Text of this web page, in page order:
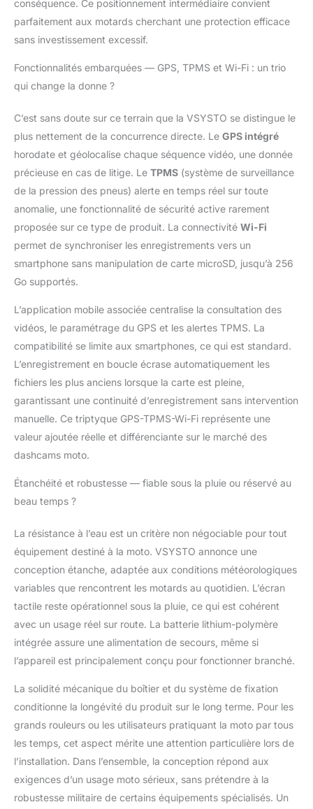
pour un
fonctionnement à un
seul gant des fonctions
de sauvegarde.
de U et deux méthodes
de charge (câble USB
et câble de type C)
Enregistrement en
boucle et
synchronisation WiFi :
cet enregistreur de
conduite de moto
Go de stockage
maximum avec
avec WiFi pour
aperçu/téléchargement
sur smartphone via
une application dédiée
(compatible
iOS/Android)
conséquence. Ce positionnement intermédiaire convient
parfaitement aux motards cherchant une protection efficace
sans investissement excessif.
Fonctionnalités embarquées — GPS, TPMS et Wi-Fi : un trio
qui change la donne ?
C’est sans doute sur ce terrain que la VSYSTO se distingue le
plus nettement de la concurrence directe. Le GPS intégré
horodate et géolocalise chaque séquence vidéo, une donnée
précieuse en cas de litige. Le TPMS (système de surveillance
de la pression des pneus) alerte en temps réel sur toute
anomalie, une fonctionnalité de sécurité active rarement
proposée sur ce type de produit. La connectivité Wi-Fi
permet de synchroniser les enregistrements vers un
smartphone sans manipulation de carte microSD, jusqu’à 256
Go supportés.
L’application mobile associée centralise la consultation des
vidéos, le paramétrage du GPS et les alertes TPMS. La
compatibilité se limite aux smartphones, ce qui est standard.
L’enregistrement en boucle écrase automatiquement les
fichiers les plus anciens lorsque la carte est pleine,
garantissant une continuité d’enregistrement sans intervention
manuelle. Ce triptyque GPS-TPMS-Wi-Fi représente une
valeur ajoutée réelle et différenciante sur le marché des
dashcams moto.
Étanchéité et robustesse — fiable sous la pluie ou réservé au
beau temps ?
La résistance à l’eau est un critère non négociable pour tout
équipement destiné à la moto. VSYSTO annonce une
conception étanche, adaptée aux conditions météorologiques
variables que rencontrent les motards au quotidien. L’écran
tactile reste opérationnel sous la pluie, ce qui est cohérent
avec un usage réel sur route. La batterie lithium-polymère
intégrée assure une alimentation de secours, même si
l’appareil est principalement conçu pour fonctionner branché.
La solidité mécanique du boîtier et du système de fixation
conditionne la longévité du produit sur le long terme. Pour les
grands rouleurs ou les utilisateurs pratiquant la moto par tous
les temps, cet aspect mérite une attention particulière lors de
l’installation. Dans l’ensemble, la conception répond aux
exigences d’un usage moto sérieux, sans prétendre à la
robustesse militaire de certains équipements spécialisés. Un